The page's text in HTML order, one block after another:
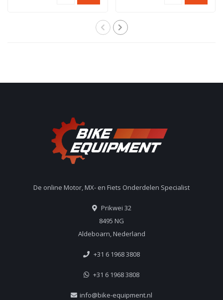
De online Motor, MX- en Fiets Onderdelen Specialist
Prikwei 32
8495 NG
Aldeboarn, Nederland
+31 6 1968 3808
+31 6 1968 3808
info@bike-equipment.nl